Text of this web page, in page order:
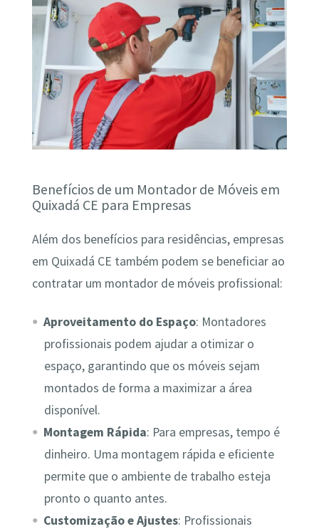
Benefícios de um Montador de Móveis em
Quixadá CE para Empresas
Além dos benefícios para residências, empresas
em Quixadá CE também podem se beneficiar ao
contratar um montador de móveis profissional:
Aproveitamento do Espaço: Montadores
profissionais podem ajudar a otimizar o
espaço, garantindo que os móveis sejam
montados de forma a maximizar a área
disponível.
Montagem Rápida: Para empresas, tempo é
dinheiro. Uma montagem rápida e eficiente
permite que o ambiente de trabalho esteja
pronto o quanto antes.
Customização e Ajustes: Profissionais